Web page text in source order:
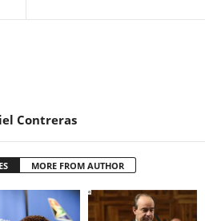
Contreras
MORE FROM AUTHOR